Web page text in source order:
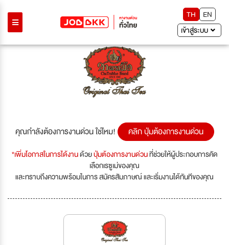
TH
EN
เข้าสู่ระบบ
คุณกำลังต้องการงานด่วน ใช่ไหม! คลิก ปุ่มต้องการงานด่วน
*เพิ่มโอกาสในการได้งานด้วยปุ่มต้องการงานด่วนที่ช่วยให้ผู้ประกอบการคัด
เลือกเรซูเม่ของคุณ
และทราบถึงความพร้อมในการ สมัครสัมภาษณ์ และเริ่มงานได้ทันทีของคุณ